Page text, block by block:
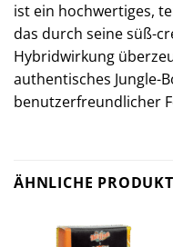
ist ein hochwertiges,
das durch seine süß-
Hybridwirkung
authentisches Jungle-
benutzerfreundlicher
ÄHNLICHE